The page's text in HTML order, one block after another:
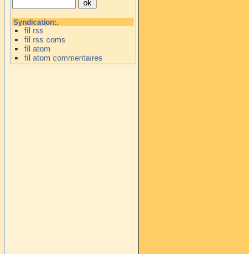
Syndication:.
fil rss
fil rss coms
fil atom
fil atom commentaires